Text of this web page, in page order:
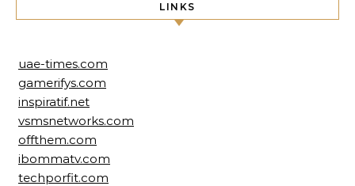
LINKS
uae-times.com
gamerifys.com
inspiratif.net
vsmsnetworks.com
offthem.com
ibommatv.com
techporfit.com